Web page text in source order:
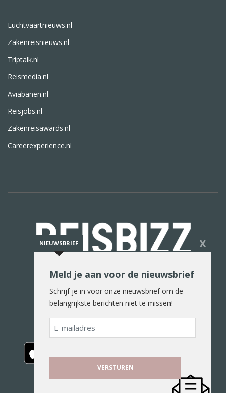
Luchtvaartnieuws.nl
Zakenreisnieuws.nl
Triptalk.nl
Reismedia.nl
Aviabanen.nl
Reisjobs.nl
Zakenreisawards.nl
Careerexperience.nl
De reiswereld in woord en beeld
NIEUWSBRIEF X
Meld je aan voor de nieuwsbrief
Schrijf je in voor onze nieuwsbrief om de
belangrijkste berichten niet te missen!
E-
mailadres